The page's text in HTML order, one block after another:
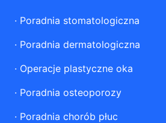
· Poradnia stomatologiczna
· Poradnia dermatologiczna
· Operacje plastyczne oka
· Poradnia osteoporozy
· Poradnia chorób płuc